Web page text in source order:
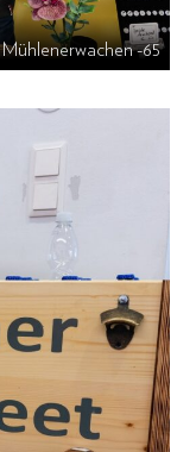
Mühlenerwachen -65